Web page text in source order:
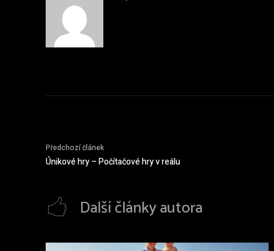
Předchozí článek
Únikové hry – Počítačové hry v reálu
Další články autora